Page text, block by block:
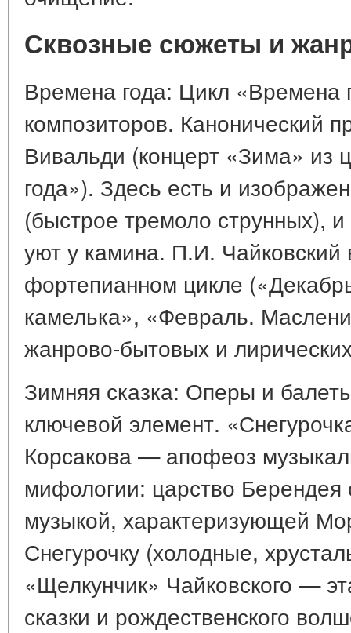
Сквозные сюжеты и
Времена года: Цикл «Времена
композиторов. Канонический
Вивальди (концерт «Зима» из
года»). Здесь есть и
(быстрое тремоло струнных), и
уют у камина. П.И.
фортепианном цикле
камелька», «Февраль.
жанрово-бытовых и
Зимняя сказка: Оперы и
ключевой элемент.
Корсакова — апофеоз
мифологии: царство Берендея
музыкой, характеризующей
Снегурочку (холодные,
«Щелкунчик» Чайковского —
сказки и рождественского